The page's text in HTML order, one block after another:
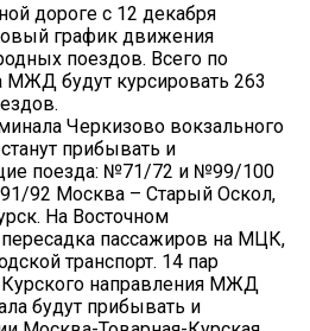
дороге с 12 декабря
график движения
поездов. Всего по
МЖД будут курсировать 263
Черкизово вокзального
прибывать и
поезда: №71/72 и №99/100
92 Москва – Старый Оскол,
На Восточном
пересадка пассажиров на МЦК,
транспорт. 14 пар
направления МЖД
будут прибывать и